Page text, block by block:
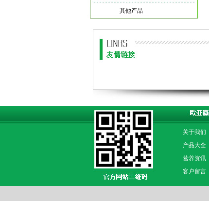
其他产品
关于我们
产品大全
营养资讯
客户留言